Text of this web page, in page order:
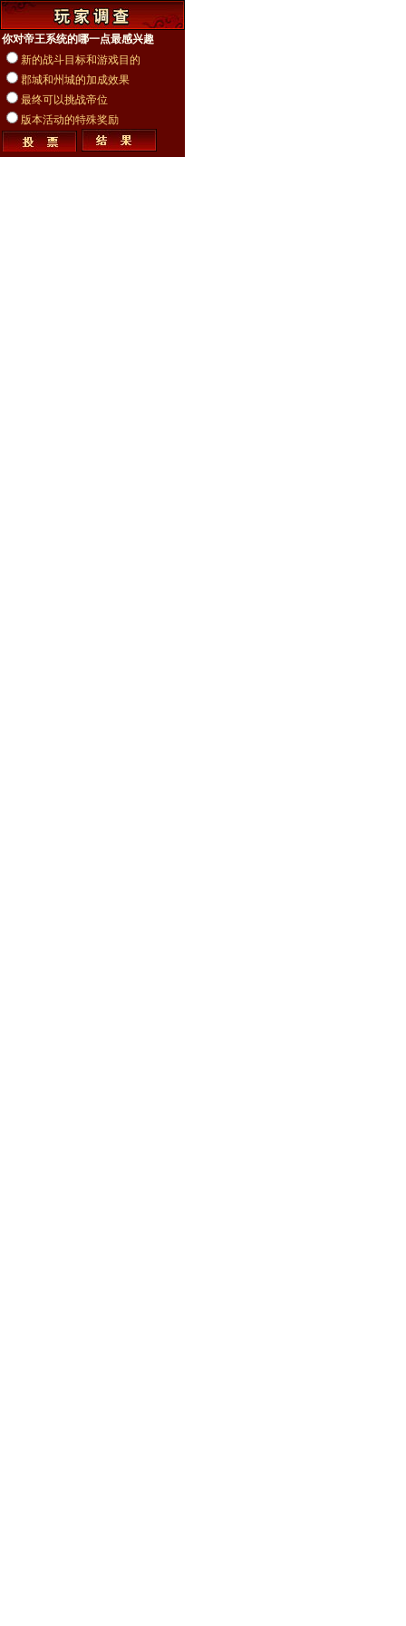
你对帝王系统的哪一点最感兴趣
新的战斗目标和游戏目的
郡城和州城的加成效果
最终可以挑战帝位
版本活动的特殊奖励